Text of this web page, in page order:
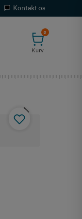
Kontakt os
0
Kurv